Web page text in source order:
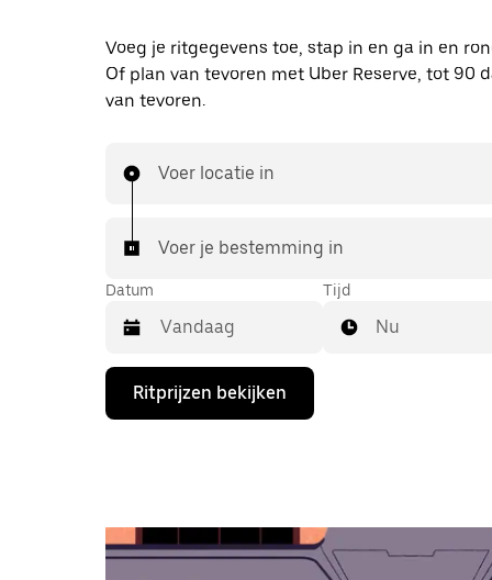
Voeg je ritgegevens toe, stap in en ga in en
Of plan van tevoren met Uber Reserve, tot 90
van tevoren.
Voer locatie in
Voer je bestemming in
Datum
Druk
de
te
openen
Tijd
Nu
Ritprijzen bekijken